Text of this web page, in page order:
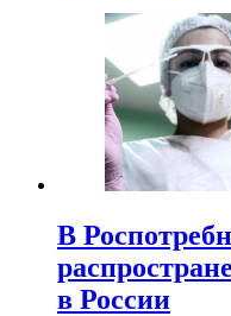
В
в России